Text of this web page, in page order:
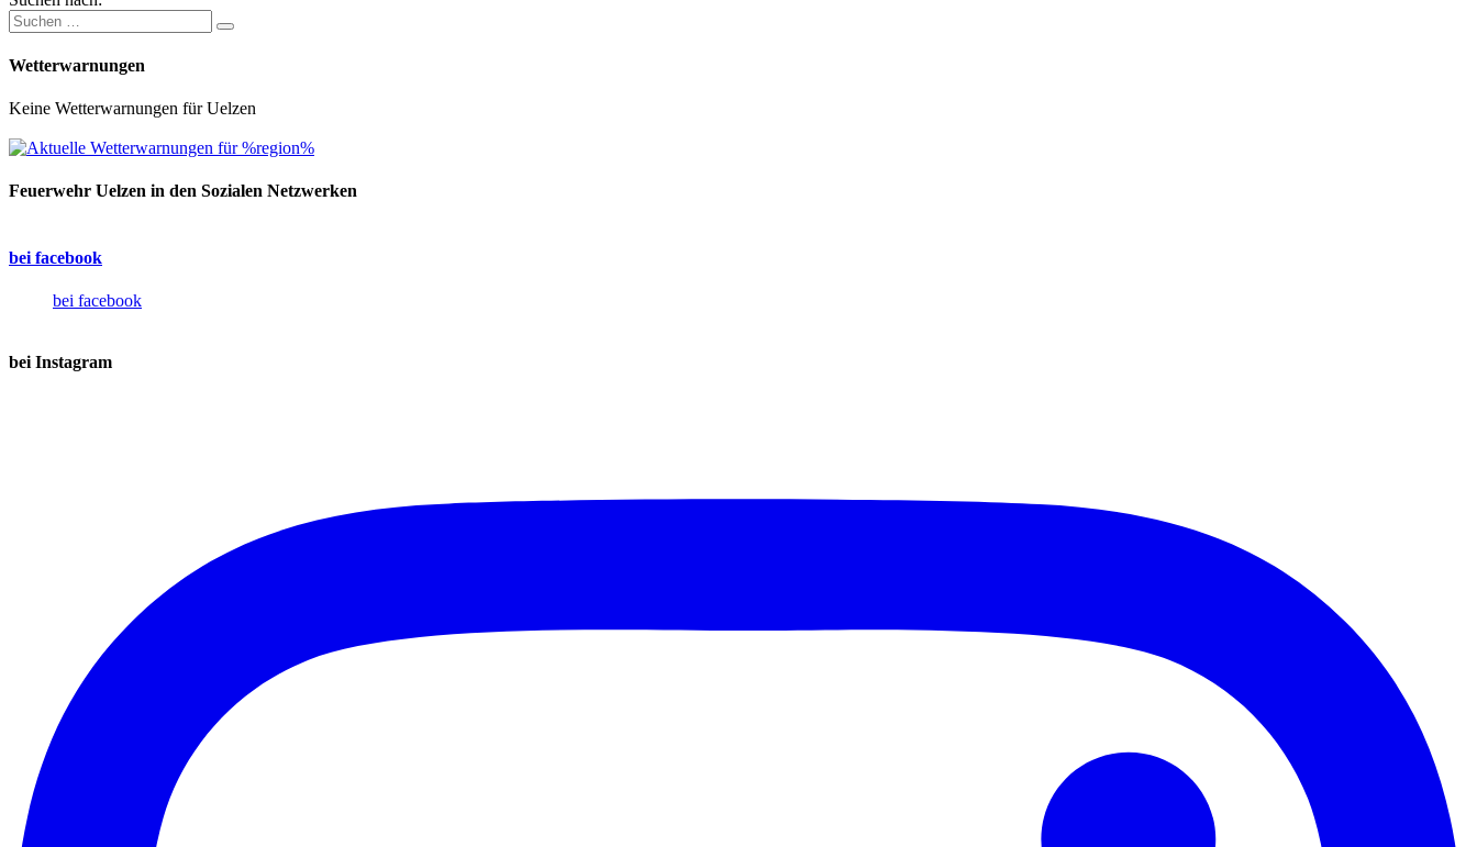
Wetterwarnungen
Keine Wetterwarnungen für Uelzen
Feuerwehr Uelzen in den Sozialen Netzwerken
bei facebook
bei facebook
bei Instagram